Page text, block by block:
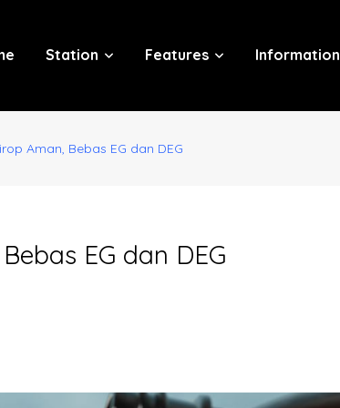
Station Features Information
Aman, Bebas EG dan DEG
EG dan DEG